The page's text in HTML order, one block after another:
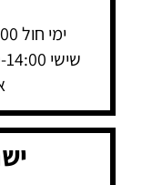
ימי חול 10:00-14:00 ו-16:00-20:00
שישי 11:00-14:00, מוצ"ש 20:30-22:00